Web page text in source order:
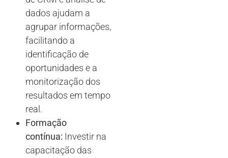
dados ajudam a
agrupar informações,
facilitando a
identificação de
oportunidades e a
monitorização dos
resultados em tempo
real.
Formação
contínua: Investir na
capacitação das